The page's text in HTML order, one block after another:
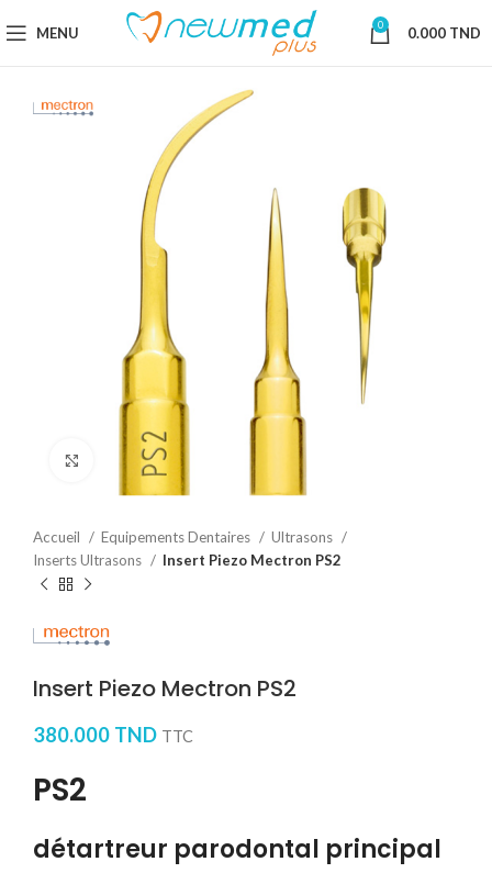
MENU 0 0.000 TND
Cliquez pour agrandir
Accueil Equipements Dentaires
Ultrasons
Inserts Ultrasons
Insert Piezo Mectron PS2
Insert Piezo Mectron PS2
380.000 TND TTC
PS2
détartreur parodontal principal